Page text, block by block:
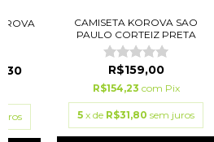
CAMISETA KOROVA SAO
PAULO CORTEIZ PRETA
R$159,00
R$154,23 com Pix
5 x de R$31,80 sem juros